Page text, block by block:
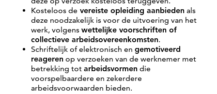
Kosteloos de vereiste opleiding aanbieden als
deze noodzakelijk is voor de uitvoering van het
werk, volgens wettelijke voorschriften of
collectieve arbeidsovereenkomsten.
Schriftelijk of elektronisch en gemotiveerd
reageren op verzoeken van de werknemer met
betrekking tot arbeidsvormen die
voorspelbaardere en zekerdere
arbeidsvoorwaarden bieden.